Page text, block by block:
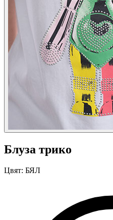
Блуза трико
Цвят: БЯЛ